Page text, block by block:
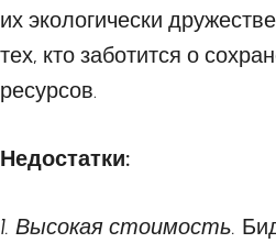
их экологически
тех, кто заботится о
ресурсов.
Недостатки:
1. Высокая стоимость.